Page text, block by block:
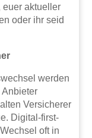
euer aktueller
oder ihr seid
werden
Anbieter
Versicherer
Digital-first-
oft in